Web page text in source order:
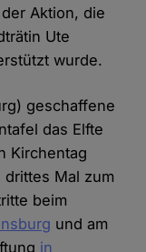
Aktion, die
Ute
wurde.
geschaffene
das Elfte
Kirchentag
drittes Mal zum
beim
und am
in